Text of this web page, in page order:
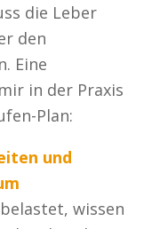
die Leber
den
Eine
in der Praxis
Plan:
und
wissen